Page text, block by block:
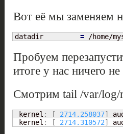
Вот её мы заменяем
datadir = /home/
Пробуем
итоге у нас ничего не
Смотрим tail /var/log/
kernel : [ 2714.258037]
kernel : [ 2714.310572]